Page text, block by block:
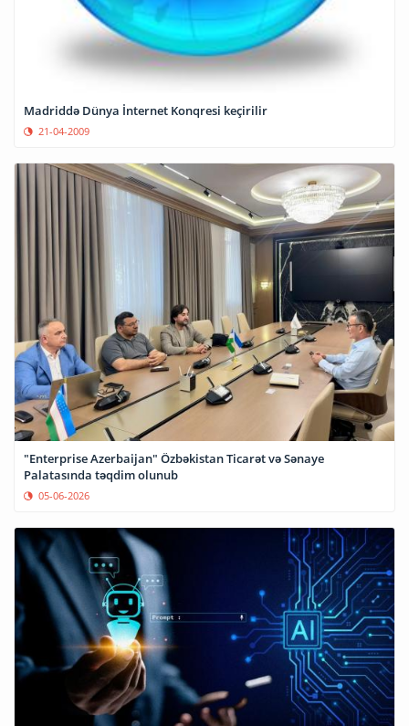
Madriddə Dünya İnternet Konqresi keçirilir
21-04-2009
"Enterprise Azerbaijan" Özbəkistan Ticarət və Sənaye
Palatasında təqdim olunub
05-06-2026